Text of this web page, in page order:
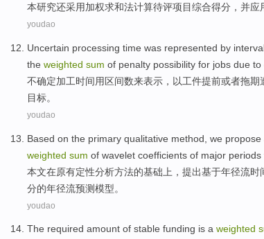
本研究还采用加权求和法计算待评项目综合得分 ， 并应
youdao
Uncertain processing time was represented by
the weighted sum of penalty possibility for jobs due
不确定加工时间用 区间数来表示 ，以工件提前或者拖期
目标。
youdao
Based on the primary qualitative method we propose
weighted sum of wavelet coefficients of major periods
本文在原有定性分析方法的基础上， 提出基于年径流时
分的年径流预测模型。
youdao
The required amount of stable funding is a weighted